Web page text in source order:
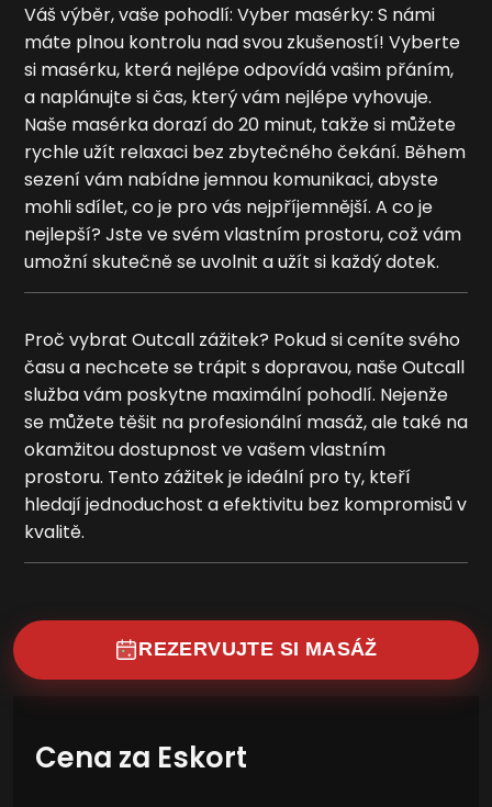
Váš výběr, vaše pohodlí: Vyber masérky: S námi
máte plnou kontrolu nad svou zkušeností! Vyberte
si masérku, která nejlépe odpovídá vašim přáním,
a naplánujte si čas, který vám nejlépe vyhovuje.
Naše masérka dorazí do 20 minut, takže si můžete
rychle užít relaxaci bez zbytečného čekání. Během
sezení vám nabídne jemnou komunikaci, abyste
mohli sdílet, co je pro vás nejpříjemnější. A co je
nejlepší? Jste ve svém vlastním prostoru, což vám
umožní skutečně se uvolnit a užít si každý dotek.
Proč vybrat Outcall zážitek? Pokud si ceníte svého
času a nechcete se trápit s dopravou, naše Outcall
služba vám poskytne maximální pohodlí. Nejenže
se můžete těšit na profesionální masáž, ale také na
okamžitou dostupnost ve vašem vlastním
prostoru. Tento zážitek je ideální pro ty, kteří
hledají jednoduchost a efektivitu bez kompromisů v
kvalitě.
REZERVUJTE SI MASÁŽ
Cena za Eskort